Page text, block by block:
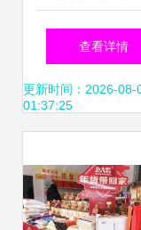
只羊创业投资
增资，深耕食
查看详情
更新时间：2026-08-
01:37:25